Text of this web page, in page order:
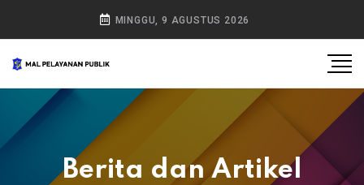
MINGGU, 9 AGUSTUS 2026
Berita dan Artikel